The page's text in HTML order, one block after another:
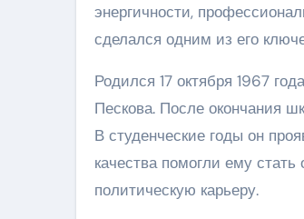
энергичности,
сделался одним из его
Родился 17 октября 1967
Пескова. После окончания
В студенческие годы он
качества помогли ему
политическую карьеру.